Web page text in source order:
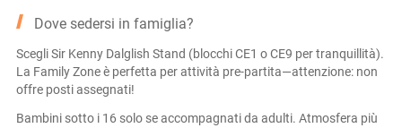
Dove sedersi in famiglia?
Scegli Sir Kenny Dalglish Stand (blocchi CE1 o CE9 per tranquillità).
La Family Zone è perfetta per attività pre-partita—attenzione: non
offre posti assegnati!
Bambini sotto i 16 solo se accompagnati da adulti. Atmosfera più